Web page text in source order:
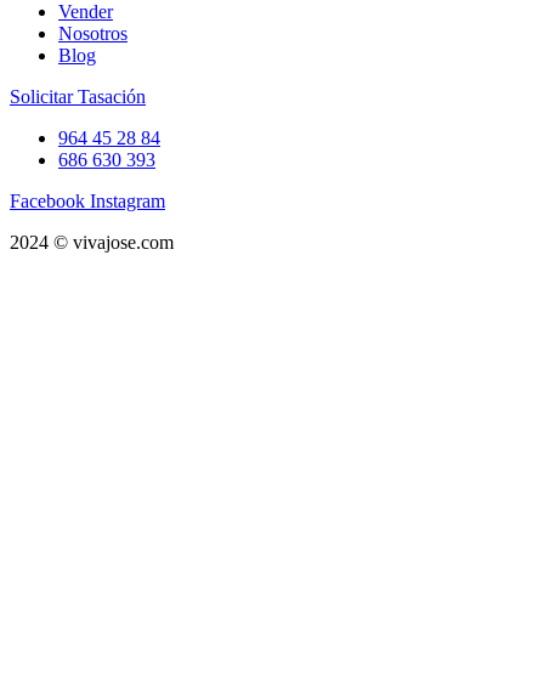
Vender
Nosotros
Blog
Solicitar Tasación
964 45 28 84
686 630 393
Facebook Instagram
2024 © vivajose.com